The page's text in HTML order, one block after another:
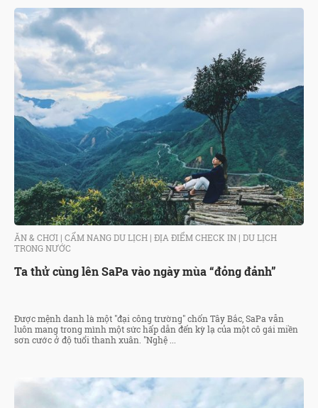
ĂN & CHƠI | CẨM NANG DU LỊCH | ĐỊA ĐIỂM CHECK IN | DU LỊCH
TRONG NƯỚC
Ta thử cùng lên SaPa vào ngày mùa “đỏng đảnh”
Được mệnh danh là một "đại công trường" chốn Tây Bắc, SaPa vẫn
luôn mang trong mình một sức hấp dẫn đến kỳ lạ của một cô gái miền
sơn cước ở độ tuổi thanh xuân. "Nghệ ...